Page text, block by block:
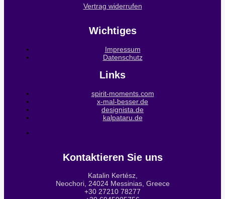
Vertrag widerrufen
Wichtiges
Impressum
Datenschutz
Links
spirit-moments.com
x-mal-besser.de
designista.de
kalpataru.de
Kontaktieren Sie uns
Katalin Kertész,
Neochori, 24024 Messinias, Greece
+30 27210 78277